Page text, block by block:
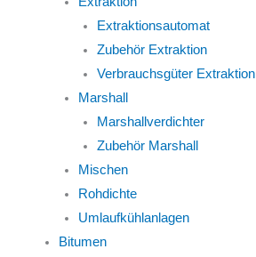
Extraktionsautomat
Zubehör Extraktion
Verbrauchsgüter Extraktion
Marshall
Marshallverdichter
Zubehör Marshall
Mischen
Rohdichte
Umlaufkühlanlagen
Bitumen